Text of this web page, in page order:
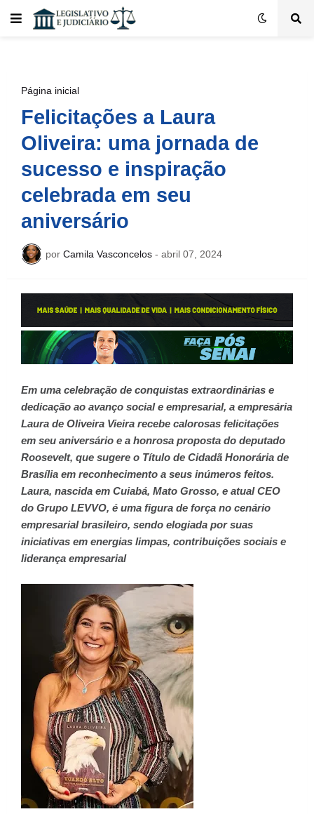
Página inicial
Felicitações a Laura
Oliveira: uma jornada de
sucesso e inspiração
celebrada em seu
aniversário
por Camila Vasconcelos - abril 07, 2024
Em uma celebração de conquistas extraordinárias e
dedicação ao avanço social e empresarial, a empresária
Laura de Oliveira Vieira recebe calorosas felicitações
em seu aniversário e a honrosa proposta do deputado
Roosevelt, que sugere o Título de Cidadã Honorária de
Brasília em reconhecimento a seus inúmeros feitos.
Laura, nascida em Cuiabá, Mato Grosso, e atual CEO
do Grupo LEVVO, é uma figura de força no cenário
empresarial brasileiro, sendo elogiada por suas
iniciativas em energias limpas, contribuições sociais e
liderança empresarial